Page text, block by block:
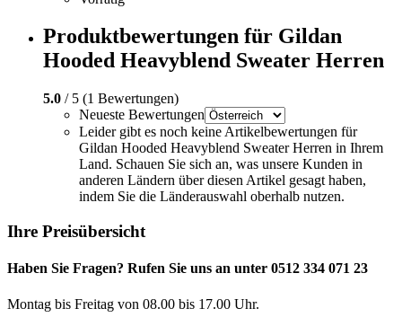
Produktbewertungen für Gildan
Hooded Heavyblend Sweater Herren
5.0 / 5 (1 Bewertungen)
Neueste Bewertungen
Leider gibt es noch keine Artikelbewertungen für
Gildan Hooded Heavyblend Sweater Herren in Ihrem
Land. Schauen Sie sich an, was unsere Kunden in
anderen Ländern über diesen Artikel gesagt haben,
indem Sie die Länderauswahl oberhalb nutzen.
Ihre Preisübersicht
Haben Sie Fragen? Rufen Sie uns an unter 0512 334 071 23
Montag bis Freitag von 08.00 bis 17.00 Uhr.